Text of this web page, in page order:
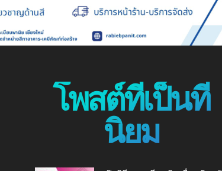
โพสต์ที่เป็นที่
นิยม